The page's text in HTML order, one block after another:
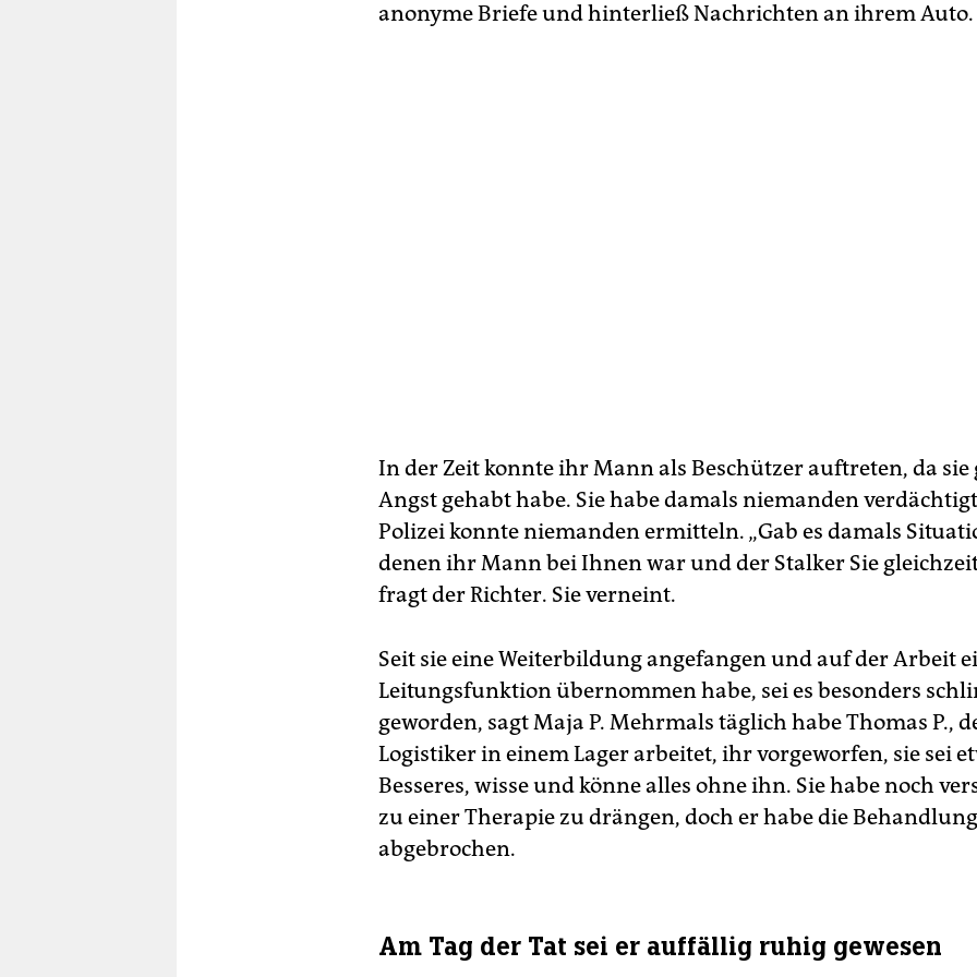
anonyme Briefe und hinterließ Nachrichten an ihrem Auto.
In der Zeit konnte ihr Mann als Beschützer auftreten, da sie
Angst gehabt habe. Sie habe damals niemanden
Polizei konnte niemanden ermitteln. „Gab es damals
denen ihr Mann bei Ihnen war und der Stalker Sie
fragt der Richter. Sie verneint.
Seit sie eine Weiterbildung angefangen und auf der Arbeit
Leitungsfunktion übernommen habe, sei es besonders
geworden, sagt Maja P. Mehrmals täglich habe Thomas P.,
Logistiker in einem Lager arbeitet, ihr vorgeworfen, sie sei
Besseres, wisse und könne alles ohne ihn. Sie habe noch
zu einer Therapie zu drängen, doch er habe die Behandlung
abgebrochen.
Am Tag der Tat sei er auffällig ruhig gewesen